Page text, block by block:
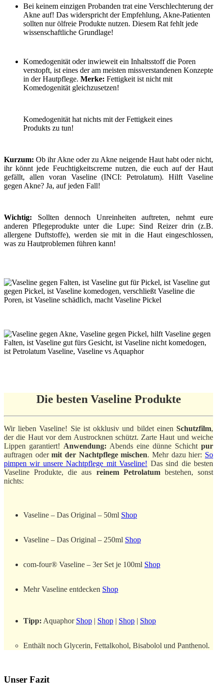
Bei keinem einzigen Probanden trat eine Verschlechterung der
Akne auf! Das widerspricht der Empfehlung, Akne-Patienten
sollten nur ölfreie Produkte nutzen. Diesem Rat fehlt jede
wissenschaftliche Grundlage!
Komedogenität oder inwieweit ein Inhaltsstoff die Poren
verstopft, ist eines der am meisten missverstandenen Konzepte
in der Hautpflege. Merke: Fettigkeit ist nicht mit
Komedogenität gleichzusetzen!
Komedogenität hat nichts mit der Fettigkeit eines
Produkts zu tun!
Kurzum: Ob ihr Akne oder zu Akne neigende Haut habt oder nicht,
ihr könnt jede Feuchtigkeitscreme nutzen, die euch auf der Haut
gefällt, allen voran Vaseline (INCI: Petrolatum). Hilft Vaseline
gegen Akne? Ja, auf jeden Fall!
Wichtig: Sollten dennoch Unreinheiten auftreten, nehmt eure
anderen Pflegeprodukte unter die Lupe: Sind Reizer drin (z.B.
allergene Duftstoffe), werden sie mit in die Haut eingeschlossen,
was zu Hautproblemen führen kann!
Die besten Vaseline Produkte
Wir lieben Vaseline! Sie ist okklusiv und bildet einen Schutzfilm,
der die Haut vor dem Austrocknen schützt. Zarte Haut und weiche
Lippen garantiert! Anwendung: Abends eine dünne Schicht pur
auftragen odermit der Nachtpflege mischen. Mehr dazu hier: So
pimpen wir unsere Nachtpflege mit Vaseline! Das sind die besten
Vaseline Produkte, die aus reinem Petrolatumbestehen, sonst
nichts:
Vaseline – Das Original – 50ml Shop
Vaseline – Das Original – 250ml Shop
com-four® Vaseline – 3er Set je 100ml Shop
Mehr Vaseline entdecken Shop
Tipp: Aquaphor Shop | Shop | Shop | Shop
Enthält noch Glycerin, Fettalkohol, Bisabolol und Panthenol.
Unser Fazit